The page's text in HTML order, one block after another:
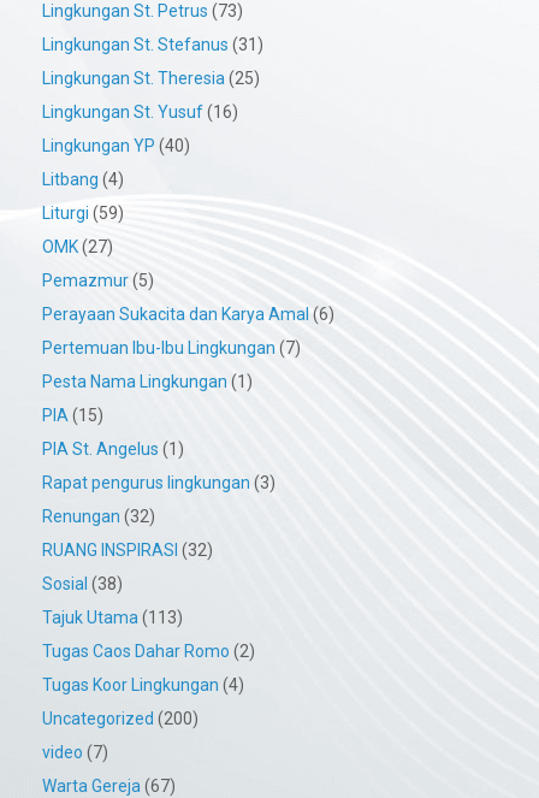
Lingkungan St. Petrus (73)
Lingkungan St. Stefanus (31)
Lingkungan St. Theresia (25)
Lingkungan St. Yusuf(16)
Lingkungan YP (40)
Litbang (4)
Liturgi (59)
OMK(27)
Pemazmur(5)
Perayaan Sukacita dan Karya Amal (6)
Pertemuan Ibu-Ibu Lingkungan (7)
Pesta Nama Lingkungan (1)
PIA (15)
PIA St. Angelus (1)
Rapat pengurus lingkungan (3)
Renungan (32)
RUANG INSPIRASI (32)
Sosial (38)
Tajuk Utama (113)
Tugas Caos Dahar Romo (2)
Tugas Koor Lingkungan (4)
Uncategorized (200)
video (7)
Warta Gereja (67)